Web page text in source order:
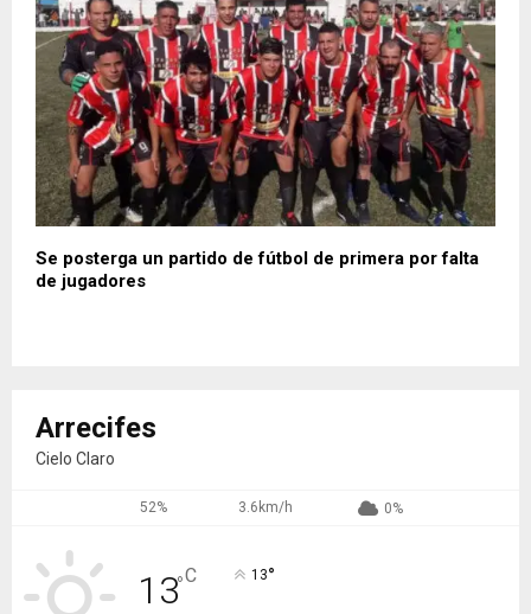
Se posterga un partido de fútbol de primera por falta
de jugadores
Arrecifes
Cielo Claro
52% 3.6km/h 0%
13°C 13°